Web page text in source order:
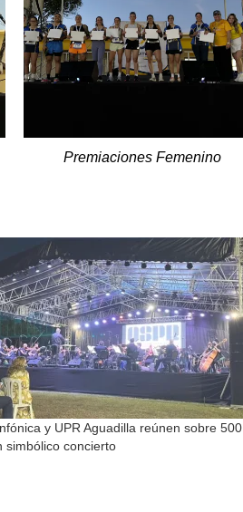
Premiaciones Femenino
y UPR Aguadilla reúnen sobre 500
simbólico concierto